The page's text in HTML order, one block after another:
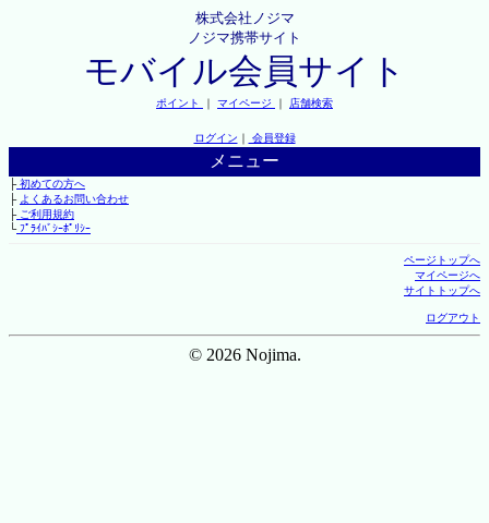
株式会社ノジマ
ノジマ携帯サイト
モバイル会員サイト
ポイント ｜ マイページ ｜ 店舗検索
ログイン ｜ 会員登録
メニュー
├初めての方へ
├ よくあるお問い合わせ
├ご利用規約
└ﾌﾟﾗｲﾊﾞｼｰﾎﾟﾘｼｰ
ページトップへ
マイページへ
サイトトップへ
ログアウト
© 2026 Nojima.